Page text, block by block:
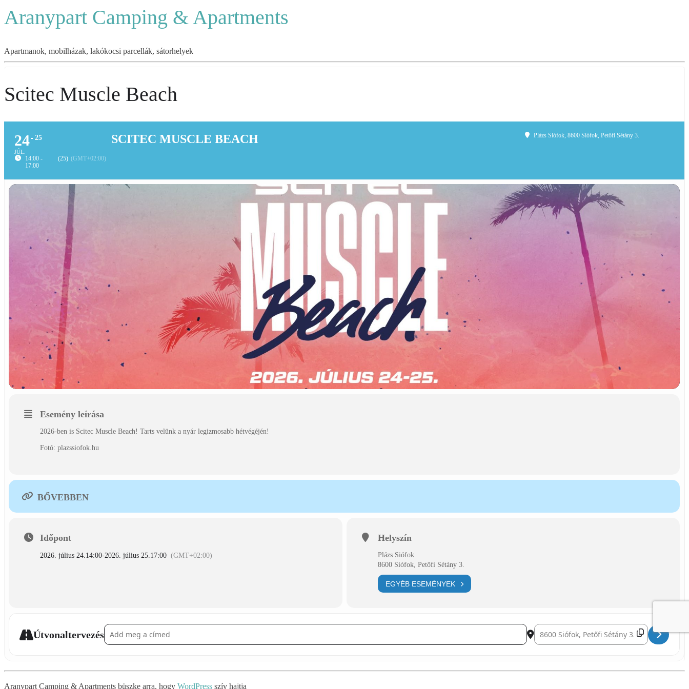
Aranypart Camping & Apartments
Apartmanok, mobilházak, lakókocsi parcellák, sátorhelyek
Scitec Muscle Beach
24
JÚL.
25
14:00 -
17:00
(25) (GMT+02:00)
SCITEC MUSCLE BEACH Plázs Siófok, 8600 Siófok, Petőfi Sétány 3.
Esemény leírása
2026-ben is Scitec Muscle Beach! Tarts velünk a nyár legizmosabb hétvégéjén!
Fotó: plazssiofok.hu
BŐVEBBEN
Időpont
2026. július 24.14:00-2026. július 25.17:00 (GMT+02:00)
Helyszín
Plázs Siófok
8600 Siófok, Petőfi Sétány 3.
EGYÉB ESEMÉNYEK
ÚtvonaltervezésAddress - Scitec Muscle Beach [] Destination Address - Scitec Muscle Beach []
Aranypart Camping & Apartments büszke arra, hogy WordPress szív hajtja